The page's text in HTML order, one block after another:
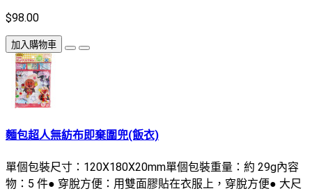
$98.00
加入購物車
麵包超人無紡布即棄圍兜(飯衣)
單個包裝尺寸：120X180X20mm單個包裝重量：約 29g內容
物：5 件● 穿脫方便：用雙面膠貼在衣服上，穿脫方便● 大尺